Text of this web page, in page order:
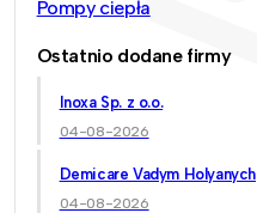
Pompy ciepła
Ostatnio dodane firmy
Inoxa Sp. z o.o.
04-08-2026
Demicare Vadym Holyanych
04-08-2026